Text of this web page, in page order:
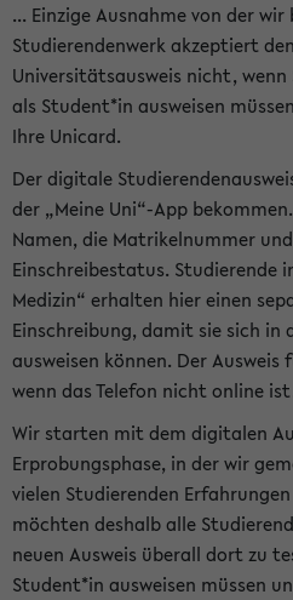
... Einzige Ausnahme von der wir
Studierendenwerk akzeptiert
Universitätsausweis nicht, wenn
als Student*in ausweisen
Ihre Unicard.
Der digitale
der „Meine Uni“-App
Namen, die Matrikelnummer
Einschreibestatus. Studierende
Medizin“ erhalten hier einen
Einschreibung, damit sie sich in
ausweisen können. Der
wenn das Telefon nicht online
Wir starten mit dem digitalen
Erprobungsphase, in der wir
vielen Studierenden
möchten deshalb alle
neuen Ausweis überall dort zu
Student*in ausweisen müssen